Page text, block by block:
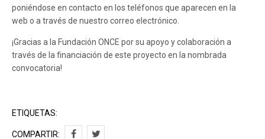
poniéndose en contacto en los teléfonos que aparecen en la
web o a través de nuestro correo electrónico.
¡Gracias a la Fundación ONCE por su apoyo y colaboración a
través de la financiación de este proyecto en la nombrada
convocatoria!
ETIQUETAS:
COMPARTIR: